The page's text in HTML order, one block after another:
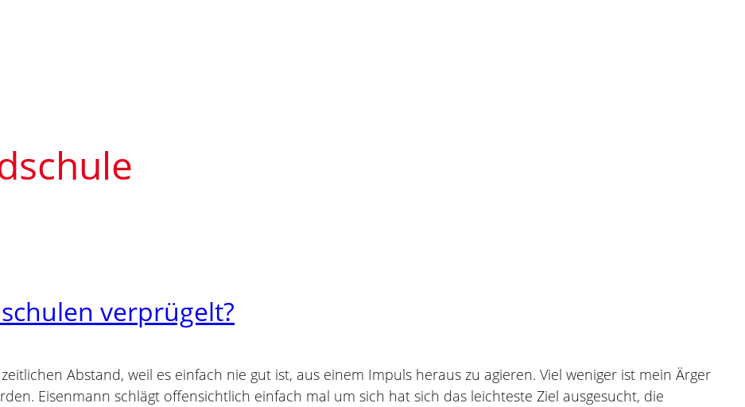
verprügelt?
Abstand, weil es einfach nie gut ist, aus einem Impuls heraus zu agieren. Viel weniger ist mein Ärger
Eisenmann schlägt offensichtlich einfach mal um sich hat sich das leichteste Ziel ausgesucht, die